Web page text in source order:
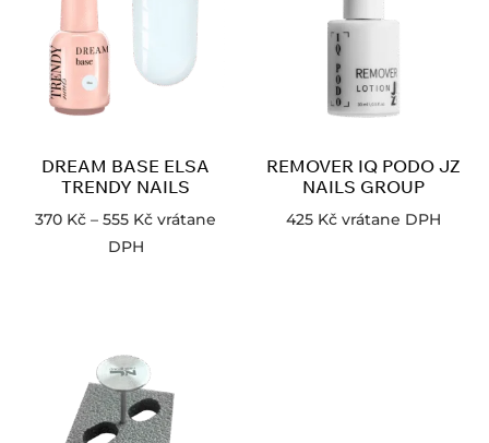
DREAM BASE ELSA
TRENDY NAILS
370 Kč – 555 Kč vrátane
DPH
REMOVER IQ PODO JZ
NAILS GROUP
425 Kč vrátane DPH